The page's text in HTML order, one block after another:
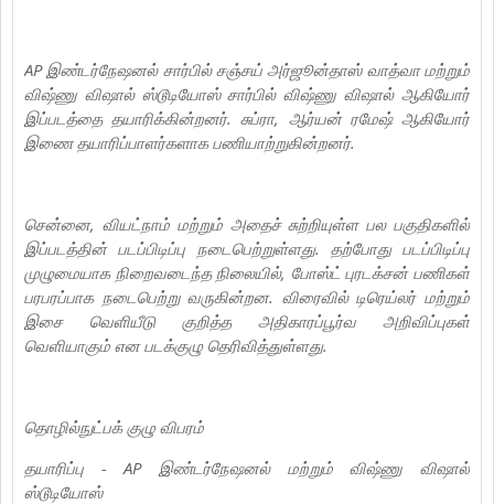
AP இண்டர்நேஷனல் சார்பில் சஞ்சய் அர்ஜூன்தாஸ் வாத்வா மற்றும்
விஷ்ணு விஷால் ஸ்டூடியோஸ் சார்பில் விஷ்ணு விஷால் ஆகியோர்
இப்படத்தை தயாரிக்கின்றனர். சுப்ரா, ஆர்யன் ரமேஷ் ஆகியோர்
இணை தயாரிப்பாளர்களாக பணியாற்றுகின்றனர்.
சென்னை, வியட்நாம் மற்றும் அதைச் சுற்றியுள்ள பல பகுதிகளில்
இப்படத்தின் படப்பிடிப்பு நடைபெற்றுள்ளது. தற்போது படப்பிடிப்பு
முழுமையாக நிறைவடைந்த நிலையில், போஸ்ட் புரடக்சன் பணிகள்
பரபரப்பாக நடைபெற்று வருகின்றன. விரைவில் டிரெய்லர் மற்றும்
இசை வெளியீடு குறித்த அதிகாரப்பூர்வ அறிவிப்புகள்
வெளியாகும் என படக்குழு தெரிவித்துள்ளது.
தொழில்நுட்பக் குழு விபரம்
தயாரிப்பு - AP இண்டர்நேஷனல் மற்றும் விஷ்ணு விஷால்
ஸ்டூடியோஸ்